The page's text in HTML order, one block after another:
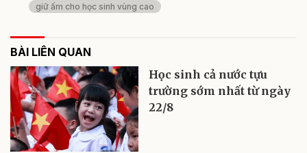
giữ ấm cho học sinh vùng cao
BÀI LIÊN QUAN
Học sinh cả nước tựu
trường sớm nhất từ ngày
22/8